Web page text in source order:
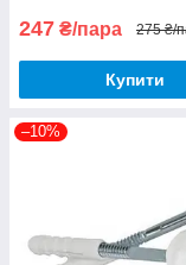
247 ₴/пара 275 ₴/
Купити
–10%